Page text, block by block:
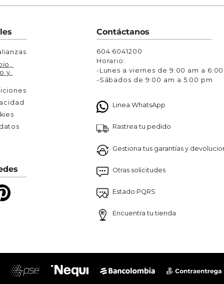
y
Contáctanos
604 6041200
Horario:
-Lunes a viernes de 9:00 am a
-Sábados de 9:00 am a 5:00 pm
Linea WhatsApp
Rastrea tu pedido
Gestiona tus garantías y
Otras solicitudes
Estado PQRS
Encuentra tu tienda